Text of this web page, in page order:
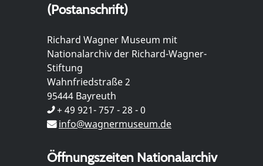
(Postanschrift)
Richard Wagner Museum mit
Nationalarchiv der Richard-Wagner-
Stiftung
Wahnfriedstraße 2
95444 Bayreuth
+ 49 921- 757 - 28 - 0
info@wagnermuseum.de
Öffnungszeiten Nationalarchiv